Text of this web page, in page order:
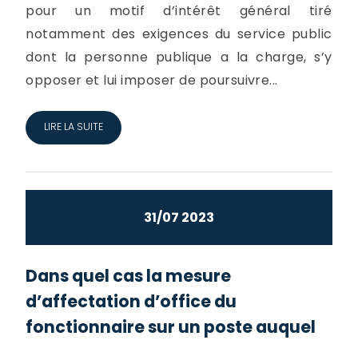
pour un motif d’intérêt général tiré
notamment des exigences du service public
dont la personne publique a la charge, s’y
opposer et lui imposer de poursuivre...
LIRE LA SUITE
31/07 2023
Dans quel cas la mesure
d’affectation d’office du
fonctionnaire sur un poste auquel